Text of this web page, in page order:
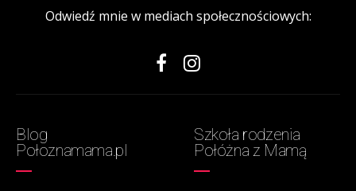
Odwiedź mnie w mediach społecznościowych:
Blog
Połoznamama.pl
Szkoła rodzenia
Połóżna z Mamą